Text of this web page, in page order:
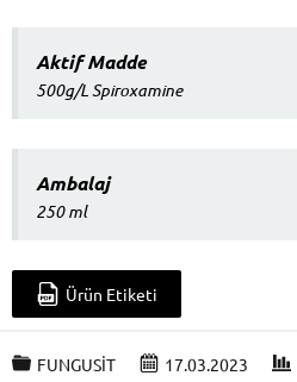
Aktif Madde
500g/L Spiroxamine
Ambalaj
250 ml
Ürün Etiketi
FUNGUSİT 17.03.2023